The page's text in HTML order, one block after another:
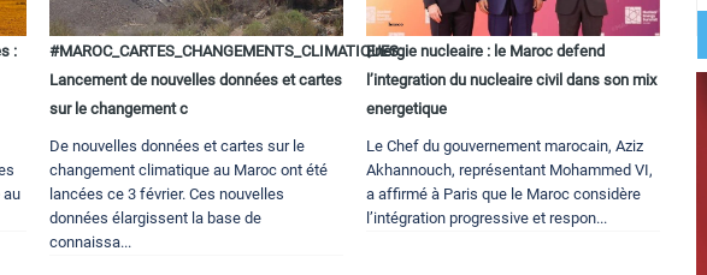
:
au
#MAROC_CARTES_CHANGEMENTS_CLIMATIQUES:
Lancement de nouvelles données et cartes
sur le changement c
De nouvelles données et cartes sur le
changement climatique au Maroc ont été
lancées ce 3 février. Ces nouvelles
données élargissent la base de
connaissa...
Energie nucleaire : le Maroc defend
l’integration du nucleaire civil dans son mix
energetique
Le Chef du gouvernement marocain, Aziz
Akhannouch, représentant Mohammed VI,
a affirmé à Paris que le Maroc considère
l’intégration progressive et respon...